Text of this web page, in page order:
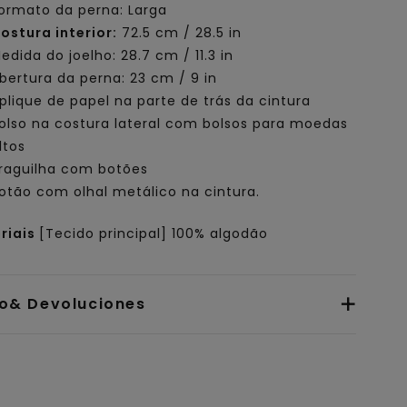
da perna: Larga
interior: 72.5 cm / 28.5 in
do joelho: 28.7 cm / 11.3 in
da perna: 23 cm / 9 in
de papel na parte de trás da cintura
na costura lateral com bolsos para moedas
com botões
com olhal metálico na cintura.
[Tecido principal] 100% algodão
Devoluciones